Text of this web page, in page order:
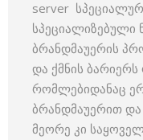
server
სპეციალიზებული
ბრანდმაუერის
და ქმნის
რომლებიდანაც
ბრანდმაუერით
მეორე კი